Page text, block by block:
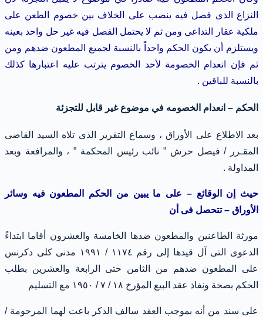
النزاع الذى فصل فيه ينصب على الخلاف بين خصوم الطعن على
ملكية عقار التداعى ومن ثم لا يحتمل الفصل فيه غير حل واحد بعينه
ويستلزم أن يكون الحكم واحداً بالنسبة لجميع المطعون ضدهم ومن
ثم فإن انعدام الخصومة لأحد الخصوم يترتب عليه اعتبارها كذلك
بالنسبة للباقين .
الحكم – انعدام الخصومه في موضوع غير قابل للتجزئة
بعد الاطلاع على الأوراق ، وسماع التقرير الذى تلاه السيد القاضى
المقـرر / فيصل حرش ” نائب رئيس المحكمة ” ، والمرافعة وبعد
المداولة .
حيث إن الوقائع – على ما يبين من الحكم المطعون فيه وسائر
الأوراق – تتحصل فى أن
مورثة الطاعنين والمطعون ضدها الخامسة والعشرون أقاما ابتداءً
الدعوى التى آل قيدها إلى رقم ١١٧٤ / ١٩٩١ مدنى كلى دكرنس
على المطعون ضدهم من الثامن حتى الرابعة والعشرين بطلب
الحكم بصحة ونفاذ عقد البيع المؤرخ ١٨ / ٧ / ١٩٥٠ مع التسليم
على سند من أنه بموجب العقد سالف الذكر باعت لهما المرحومة /